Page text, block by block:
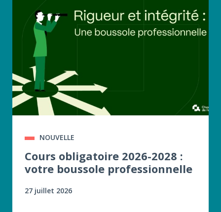
NOUVELLE
Cours obligatoire 2026-2028 :
votre boussole professionnelle
27 juillet 2026